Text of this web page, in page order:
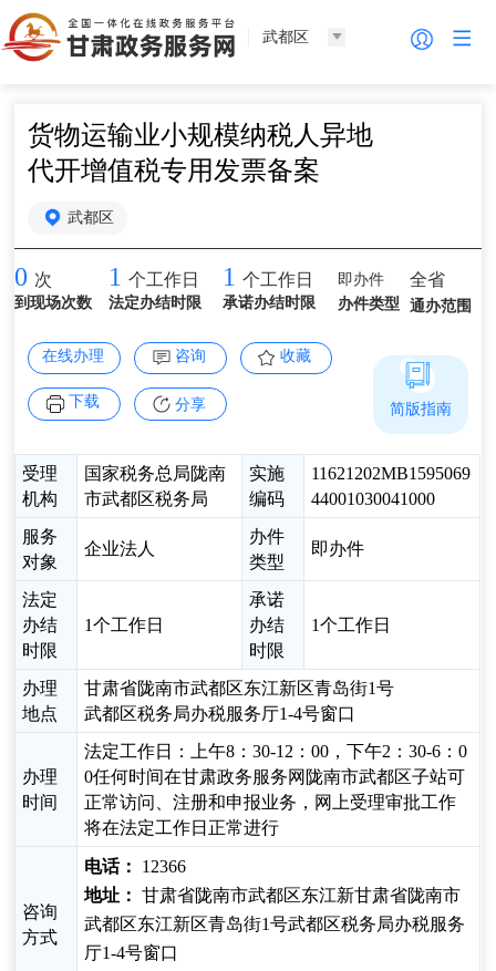
武都区
货物运输业小规模纳税人异地
代开增值税专用发票备案
武都区
0 次
到现场次数
1 个工作日
法定办结时限
1 个工作日
承诺办结时限
即办件
办件类型
全省
通办范围
在线办理 咨询 收藏
下载 分享
受理
机构
国家税务总局陇南
市武都区税务局
实施
编码
11621202MB1595069
44001030041000
服务
对象
企业法人
办件
类型
即办件
法定
办结
时限
1个工作日
承诺
办结
时限
1个工作日
办理
地点
甘肃省陇南市武都区东江新区青岛街1号
武都区税务局办税服务厅1-4号窗口
办理
时间
法定工作日：上午8：30-12：00，下午2：30-6：0
0任何时间在甘肃政务服务网陇南市武都区子站可
正常访问、注册和申报业务，网上受理审批工作
将在法定工作日正常进行
咨询
方式
电话：
12366
地址： 甘肃省陇南市武都区东江新甘肃省陇南市
武都区东江新区青岛街1号武都区税务局办税服务
厅1-4号窗口
简版指南